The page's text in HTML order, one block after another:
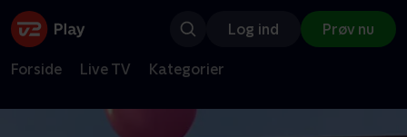
Log ind Prøv nu
Forside Live TV Kategorier